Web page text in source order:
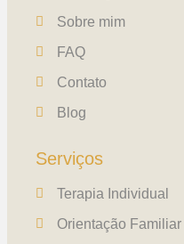
Sobre mim
FAQ
Contato
Blog
Serviços
Terapia Individual
Orientação Familiar